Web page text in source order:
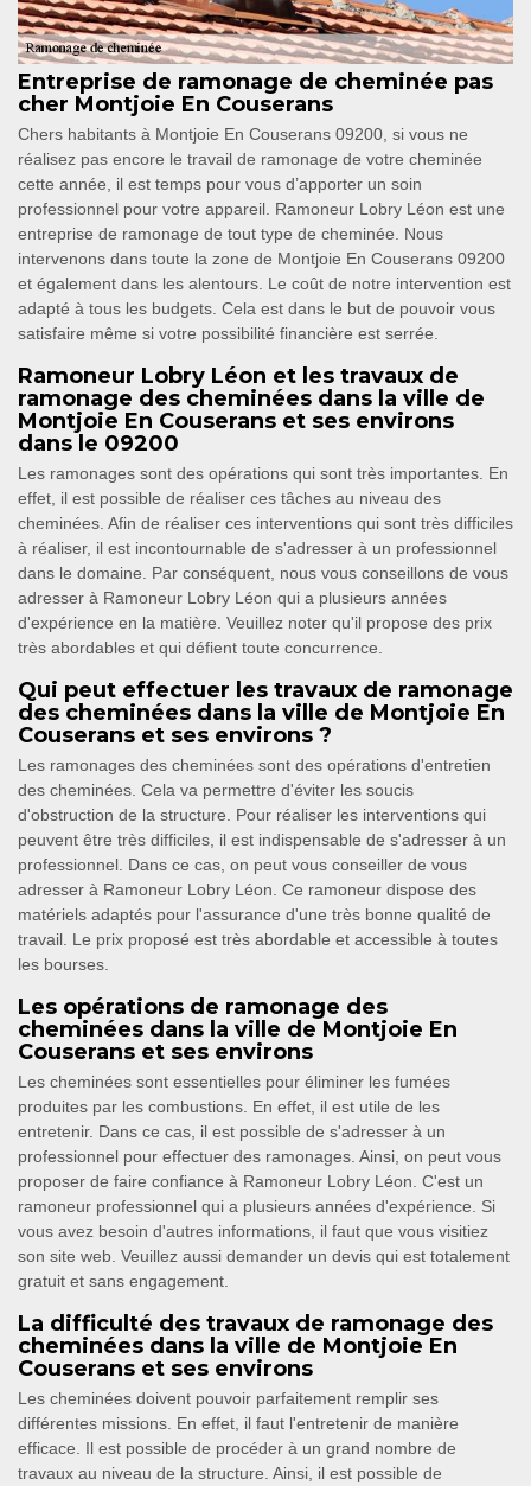
Entreprise de ramonage de cheminée pas
cher Montjoie En Couserans
Chers habitants à Montjoie En Couserans 09200, si vous ne
réalisez pas encore le travail de ramonage de votre cheminée
cette année, il est temps pour vous d’apporter un soin
professionnel pour votre appareil. Ramoneur Lobry Léon est une
entreprise de ramonage de tout type de cheminée. Nous
intervenons dans toute la zone de Montjoie En Couserans 09200
et également dans les alentours. Le coût de notre intervention est
adapté à tous les budgets. Cela est dans le but de pouvoir vous
satisfaire même si votre possibilité financière est serrée.
Ramoneur Lobry Léon et les travaux de
ramonage des cheminées dans la ville de
Montjoie En Couserans et ses environs
dans le 09200
Les ramonages sont des opérations qui sont très importantes. En
effet, il est possible de réaliser ces tâches au niveau des
cheminées. Afin de réaliser ces interventions qui sont très difficiles
à réaliser, il est incontournable de s'adresser à un professionnel
dans le domaine. Par conséquent, nous vous conseillons de vous
adresser à Ramoneur Lobry Léon qui a plusieurs années
d'expérience en la matière. Veuillez noter qu'il propose des prix
très abordables et qui défient toute concurrence.
Qui peut effectuer les travaux de ramonage
des cheminées dans la ville de Montjoie En
Couserans et ses environs ?
Les ramonages des cheminées sont des opérations d'entretien
des cheminées. Cela va permettre d'éviter les soucis
d'obstruction de la structure. Pour réaliser les interventions qui
peuvent être très difficiles, il est indispensable de s'adresser à un
professionnel. Dans ce cas, on peut vous conseiller de vous
adresser à Ramoneur Lobry Léon. Ce ramoneur dispose des
matériels adaptés pour l'assurance d'une très bonne qualité de
travail. Le prix proposé est très abordable et accessible à toutes
les bourses.
Les opérations de ramonage des
cheminées dans la ville de Montjoie En
Couserans et ses environs
Les cheminées sont essentielles pour éliminer les fumées
produites par les combustions. En effet, il est utile de les
entretenir. Dans ce cas, il est possible de s'adresser à un
professionnel pour effectuer des ramonages. Ainsi, on peut vous
proposer de faire confiance à Ramoneur Lobry Léon. C'est un
ramoneur professionnel qui a plusieurs années d'expérience. Si
vous avez besoin d'autres informations, il faut que vous visitiez
son site web. Veuillez aussi demander un devis qui est totalement
gratuit et sans engagement.
La difficulté des travaux de ramonage des
cheminées dans la ville de Montjoie En
Couserans et ses environs
Les cheminées doivent pouvoir parfaitement remplir ses
différentes missions. En effet, il faut l'entretenir de manière
efficace. Il est possible de procéder à un grand nombre de
travaux au niveau de la structure. Ainsi, il est possible de